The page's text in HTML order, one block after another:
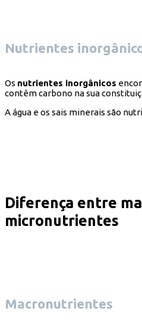
Nutrientes
Os nutrientes inorgânicos
contêm carbono na sua
A água e os sais minerais são
Diferença entre
micronutrientes
Macronutrientes